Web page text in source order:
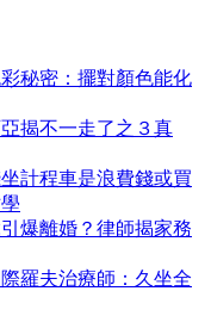
秘密：擺對顏色能化
揭不一走了之３真
計程車是浪費錢或買
爆離婚？律師揭家務
羅夫治療師：久坐全